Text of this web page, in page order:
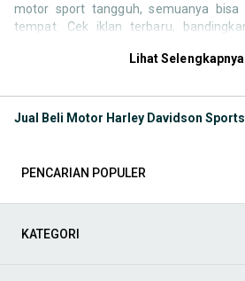
motor sport tangguh, semuanya
tempat. Cek iklan terbaru,
motor bekas, jangan lewatkan juga
atau bekas
Mulai dari box motor, windshield,
sekadar menambah kenyamanan
Lihat Selengkapnya
PENCARIAN POPULER
KATEGORI